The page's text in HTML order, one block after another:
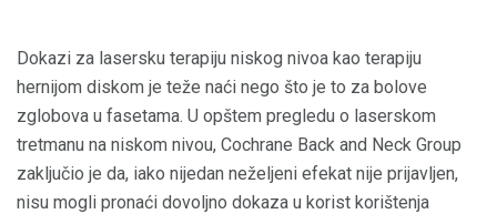
Dokazi za lasersku terapiju niskog nivoa kao terapiju
hernijom diskom je teže naći nego što je to za bolove
zglobova u fasetama. U opštem pregledu o laserskom
tretmanu na niskom nivou, Cochrane Back and Neck Group
zaključio je da, iako nijedan neželjeni efekat nije prijavljen,
nisu mogli pronaći dovoljno dokaza u korist korištenja